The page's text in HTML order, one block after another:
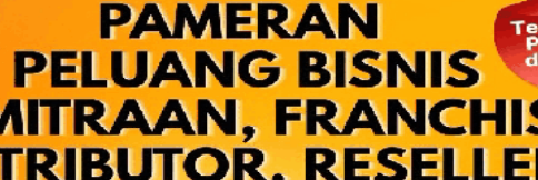
Menurutnya, kegiatan tersebut tidak dibatalkan, tapi sengaja
yang nantinya akan dikemas dengan pesta rakyat.
Lihat juga: Akhirnya Tri Adhianto Mendapat Surat Tugas dari
Surono Selaku DPW PDIP Provinsi Jawa Barat Secara Langsung